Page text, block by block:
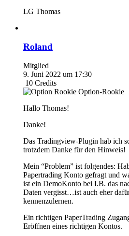
LG Thomas
Roland
Mitglied
9. Juni 2022 um 17:30
10 Credits
Option-Rookie
Hallo Thomas!
Danke!
Das Tradingview-Plugin hab ich
trotzdem Danke für den Hinweis!
Mein “Problem” ist folgendes:
Papertrading Konto gefragt und
ist ein DemoKonto bei I.B. das
Daten vergisst…ist auch eher
kennenzulernen.
Ein richtigen PaperTrading
Eröffnen eines richtigen Kontos.